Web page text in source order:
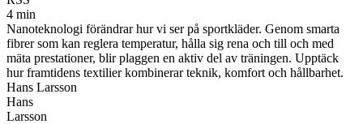
4 min
Nanoteknologi förändrar hur vi ser på sportkläder. Genom smarta
fibrer som kan reglera temperatur, hålla sig rena och till och med
mäta prestationer, blir plaggen en aktiv del av träningen. Upptäck
hur framtidens textilier kombinerar teknik, komfort och hållbarhet.
Hans Larsson
Hans
Larsson